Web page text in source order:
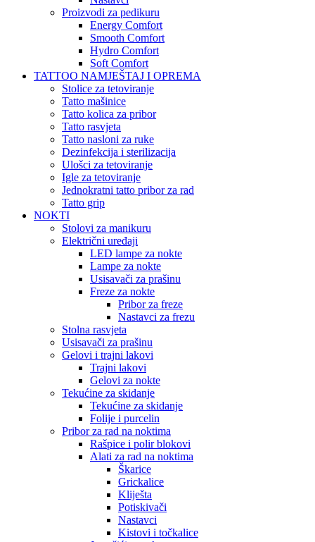
Proizvodi za pedikuru
Energy Comfort
Smooth Comfort
Hydro Comfort
Soft Comfort
TATTOO NAMJEŠTAJ I OPREMA
Stolice za tetoviranje
Tatto mašinice
Tatto kolica za pribor
Tatto rasvjeta
Tatto nasloni za ruke
Dezinfekcija i sterilizacija
Ulošci za tetoviranje
Igle za tetoviranje
Jednokratni tatto pribor za rad
Tatto grip
NOKTI
Stolovi za manikuru
Električni uređaji
LED lampe za nokte
Lampe za nokte
Usisavači za prašinu
Freze za nokte
Pribor za freze
Nastavci za frezu
Stolna rasvjeta
Usisavači za prašinu
Gelovi i trajni lakovi
Trajni lakovi
Gelovi za nokte
Tekućine za skidanje
Tekućine za skidanje
Folije i purcelin
Pribor za rad na noktima
Rašpice i polir blokovi
Alati za rad na noktima
Škarice
Grickalice
Kliješta
Potiskivači
Nastavci
Kistovi i točkalice